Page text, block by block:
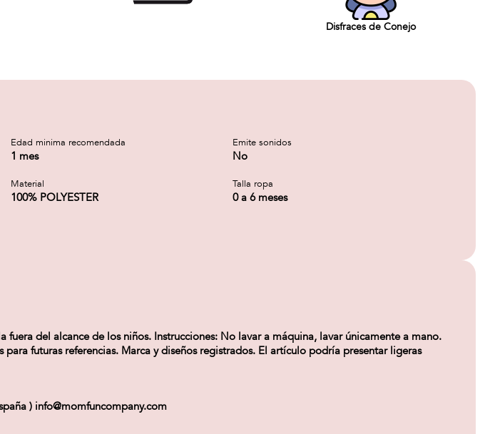
Disfraces de Conejo
Edad minima recomendada
1 mes
Emite sonidos
No
Material
100% POLYESTER
Talla ropa
0 a 6 meses
del alcance de los niños. Instrucciones: No lavar a máquina, lavar únicamente a mano.
futuras referencias. Marca y diseños registrados. El artículo podría presentar ligeras
) info@momfuncompany.com